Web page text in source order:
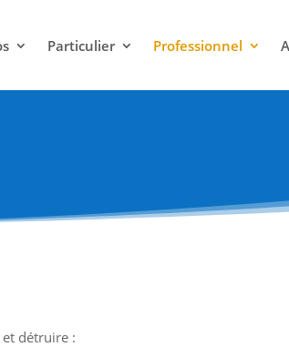
Particulier Professionnel
détruire :